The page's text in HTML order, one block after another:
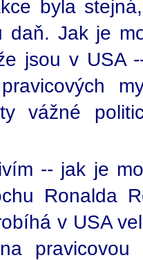
byla
daň. Jak je
jsou v USA
vážné
-- jak je
Ronalda
v USA